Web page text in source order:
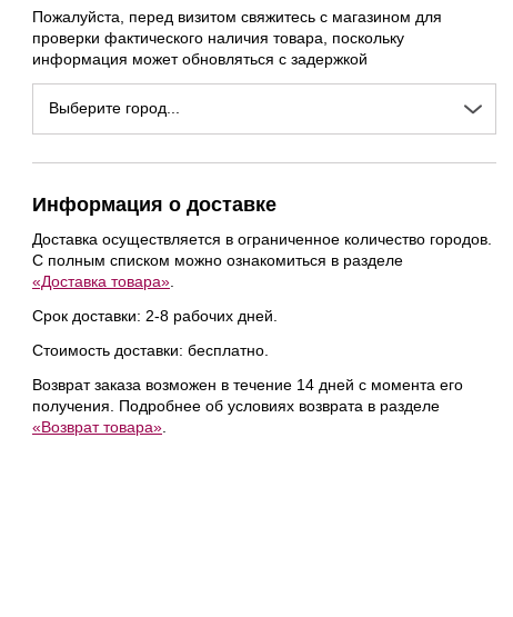
NEW NEW
Пожалуйста, перед визитом свяжитесь с магазином для
проверки фактического наличия товара, поскольку
информация может обновляться с задержкой
Выберите город...
Информация о доставке
Доставка осуществляется в ограниченное количество городов.
С полным списком можно ознакомиться в разделе
«Доставка товара»
Срок доставки: 2-8 рабочих дней.
Стоимость доставки: бесплатно.
Возврат заказа возможен в течение 14 дней с момента его
получения. Подробнее об условиях возврата в разделе
«Возврат товара»